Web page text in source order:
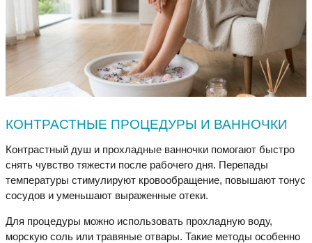
КОНТРАСТНЫЕ ПРОЦЕДУРЫ И ВАННОЧКИ
Контрастный душ и прохладные ванночки помогают быстро
снять чувство тяжести после рабочего дня. Перепады
температуры стимулируют кровообращение, повышают тонус
сосудов и уменьшают выраженные отеки.
Для процедуры можно использовать прохладную воду,
морскую соль или травяные отвары. Такие методы особенно